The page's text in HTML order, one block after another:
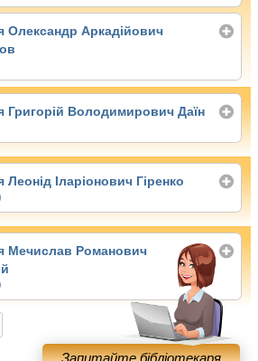
Олександр Аркадійович
Григорій Володимирович Даїн
Іларіонович Гіренко
Мечислав Романович